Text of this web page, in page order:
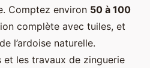
Comptez environ 50 à 100
complète avec tuiles, et
l’ardoise naturelle.
et les travaux de zinguerie